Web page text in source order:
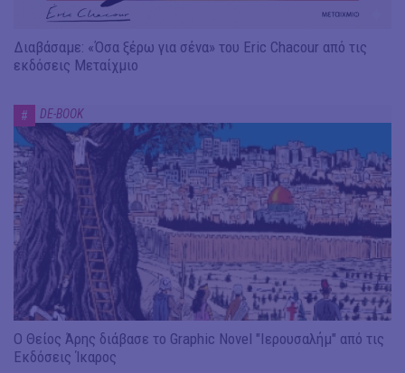
Διαβάσαμε: «Όσα ξέρω για σένα» του Eric Chacour από τις
εκδόσεις Μεταίχμιο
# DE-BOOK
Ο Θείος Άρης διάβασε το Graphic Novel "Ιερουσαλήμ" από τις
Εκδόσεις Ίκαρος